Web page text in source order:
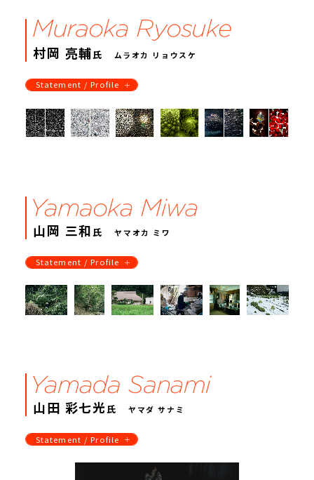
村岡 亮輔氏 ムラオカ リョウスケ
Statement / Profile
山岡 三和 氏 ヤマオカ ミワ
Statement / Profile
山田 彩七光氏 ヤマダ サナミ
Statement / Profile